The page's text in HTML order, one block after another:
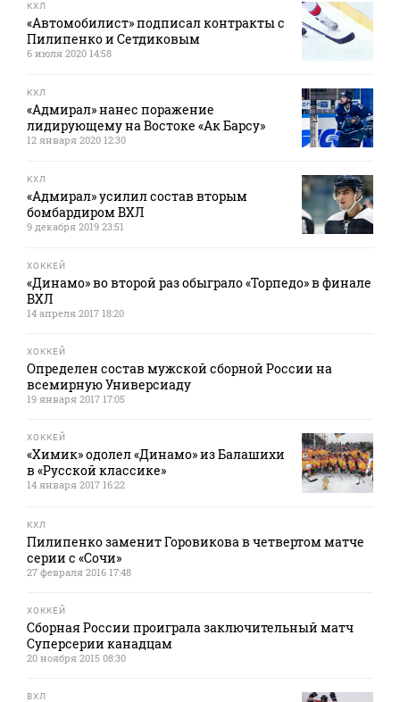
КХЛ
«Автомобилист» подписал контракты с
Пилипенко и Сетдиковым
6 июля 2020 14:58
КХЛ
«Адмирал» нанес поражение
лидирующему на Востоке «Ак Барсу»
12 января 2020 12:30
КХЛ
«Адмирал» усилил состав вторым
бомбардиром ВХЛ
9 декабря 2019 23:51
ХОККЕЙ
«Динамо» во второй раз обыграло «Торпедо» в финале
ВХЛ
14 апреля 2017 18:20
ХОККЕЙ
Определен состав мужской сборной России на
всемирную Универсиаду
19 января 2017 17:05
ХОККЕЙ
«Химик» одолел «Динамо» из Балашихи
в «Русской классике»
14 января 2017 16:22
КХЛ
Пилипенко заменит Горовикова в четвертом матче
серии с «Сочи»
27 февраля 2016 17:48
ХОККЕЙ
Сборная России проиграла заключительный матч
Суперсерии канадцам
20 ноября 2015 08:30
ВХЛ